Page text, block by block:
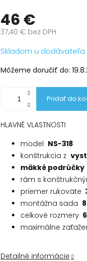
46 €
37,40 € bez DPH
Jednotková
cena:
Skladom u dodávateľa
Môžeme doručiť do:
Pridať do
HLAVNÉ VLASTNOSTI
model NS-318
konštrukcia z
mäkké podrúčky
rám s
priemer rukoväte
montážna sada
celkové rozmery
maximálne
Detailné informácie